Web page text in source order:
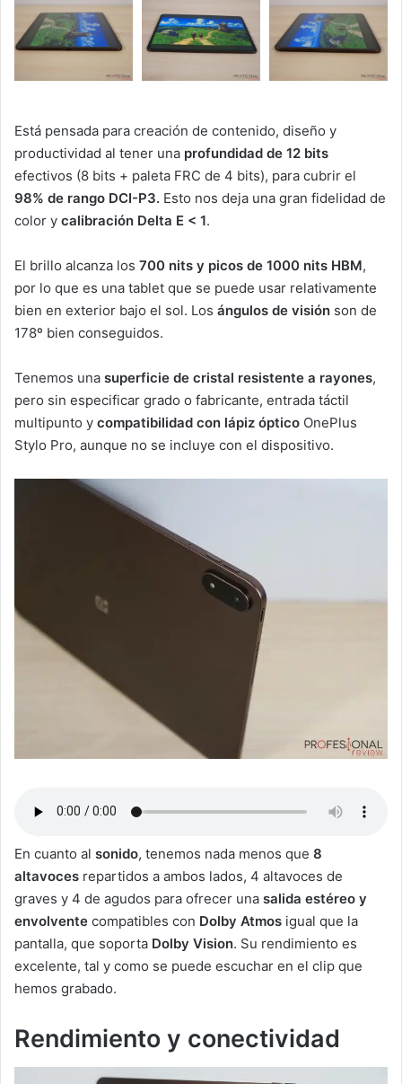
Está pensada para creación de contenido, diseño y
productividad al tener una profundidad de 12 bits
efectivos (8 bits + paleta FRC de 4 bits), para cubrir el
98% de rango DCI-P3. Esto nos deja una gran fidelidad de
color y calibración Delta E < 1.
El brillo alcanza los 700 nits y picos de 1000 nits HBM,
por lo que es una tablet que se puede usar relativamente
bien en exterior bajo el sol. Los ángulos de visión son de
178º bien conseguidos.
Tenemos una superficie de cristal resistente a rayones,
pero sin especificar grado o fabricante, entrada táctil
multipunto y compatibilidad con lápiz óptico OnePlus
Stylo Pro, aunque no se incluye con el dispositivo.
En cuanto al sonido, tenemos nada menos que 8
altavoces repartidos a ambos lados, 4 altavoces de
graves y 4 de agudos para ofrecer una salida estéreo y
envolvente compatibles con Dolby Atmos igual que la
pantalla, que soporta Dolby Vision. Su rendimiento es
excelente, tal y como se puede escuchar en el clip que
hemos grabado.
Rendimiento y conectividad